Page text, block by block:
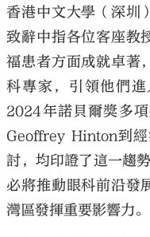
香港中文大學（深圳
致辭中指各位客座教
福患者方面成就卓著
科專家，引領他們
2024年諾貝爾獎多
Geoffrey Hinton到
討，均印證了這一趨
必將推動眼科前沿發
灣區發揮重要影響力。